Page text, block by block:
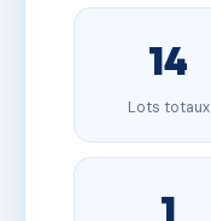
14
Lots totaux
1